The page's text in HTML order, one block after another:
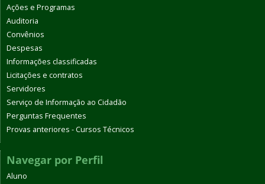
Ações e Programas
Auditoria
Convênios
Despesas
Informações classificadas
Licitações e contratos
Servidores
Serviço de Informação ao Cidadão
Perguntas Frequentes
Provas anteriores - Cursos Técnicos
Navegar por Perfil
Aluno